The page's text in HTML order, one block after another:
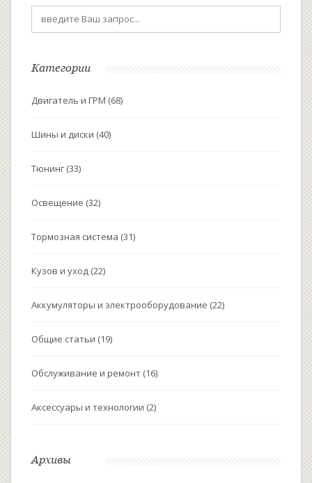
Категории
Двигатель и ГРМ (68)
Шины и диски (40)
Тюнинг (33)
Освещение (32)
Тормозная система (31)
Кузов и уход (22)
Аккумуляторы и электрооборудование (22)
Общие статьи (19)
Обслуживание и ремонт (16)
Аксессуары и технологии (2)
Архивы